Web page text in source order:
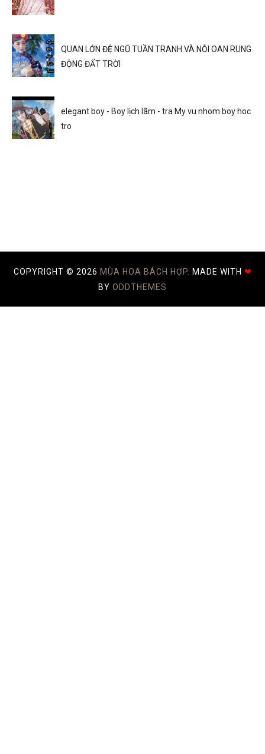
QUAN LỚN ĐỆ NGŨ TUẦN TRANH VÀ NỖI OAN RUNG
ĐỘNG ĐẤT TRỜI
elegant boy - Boy lịch lãm - tra My vu nhom boy hoc
tro
COPYRIGHT © 2026 MÙA HOA BÁCH HỢP. MADE WITH ❤
BY ODDTHEMES